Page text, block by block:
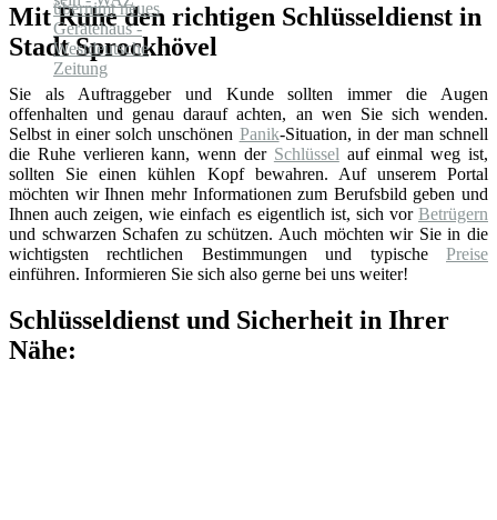
Mit Ruhe den richtigen Schlüsseldienst in
Stadt Sprockhövel
Sie als Auftraggeber und Kunde sollten immer die Augen
offenhalten und genau darauf achten, an wen Sie sich wenden.
Selbst in einer solch unschönen Panik-Situation, in der man schnell
die Ruhe verlieren kann, wenn der Schlüssel auf einmal weg ist,
sollten Sie einen kühlen Kopf bewahren. Auf unserem Portal
möchten wir Ihnen mehr Informationen zum Berufsbild geben und
Ihnen auch zeigen, wie einfach es eigentlich ist, sich vor Betrügern
und schwarzen Schafen zu schützen. Auch möchten wir Sie in die
wichtigsten rechtlichen Bestimmungen und typische Preise
einführen. Informieren Sie sich also gerne bei uns weiter!
Schlüsseldienst und Sicherheit in Ihrer
Nähe: